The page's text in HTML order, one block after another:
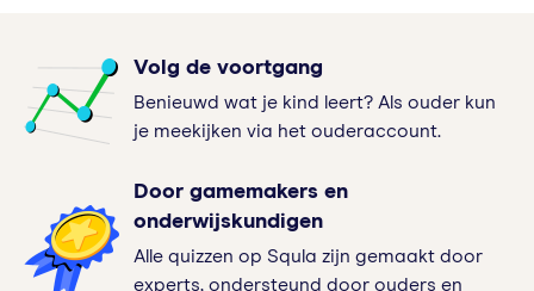
Volg de voortgang
Benieuwd wat je kind leert? Als ouder kun
je meekijken via het ouderaccount.
Door gamemakers en
onderwijskundigen
Alle quizzen op Squla zijn gemaakt door
experts, ondersteund door ouders en